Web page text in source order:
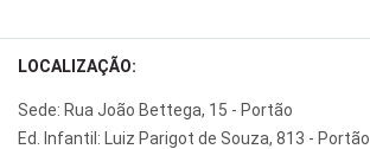
LOCALIZAÇÃO:
Sede: Rua João Bettega, 15 - Portão
Ed. Infantil: Luiz Parigot de Souza, 813 - Portão